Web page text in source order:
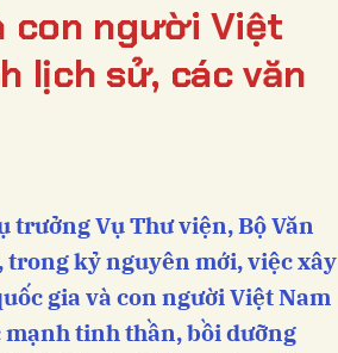
con người Việt
lịch sử, các văn
trưởng Vụ Thư viện, Bộ Văn
trong kỷ nguyên mới, việc xây
gia và con người Việt Nam
tinh thần, bồi dưỡng